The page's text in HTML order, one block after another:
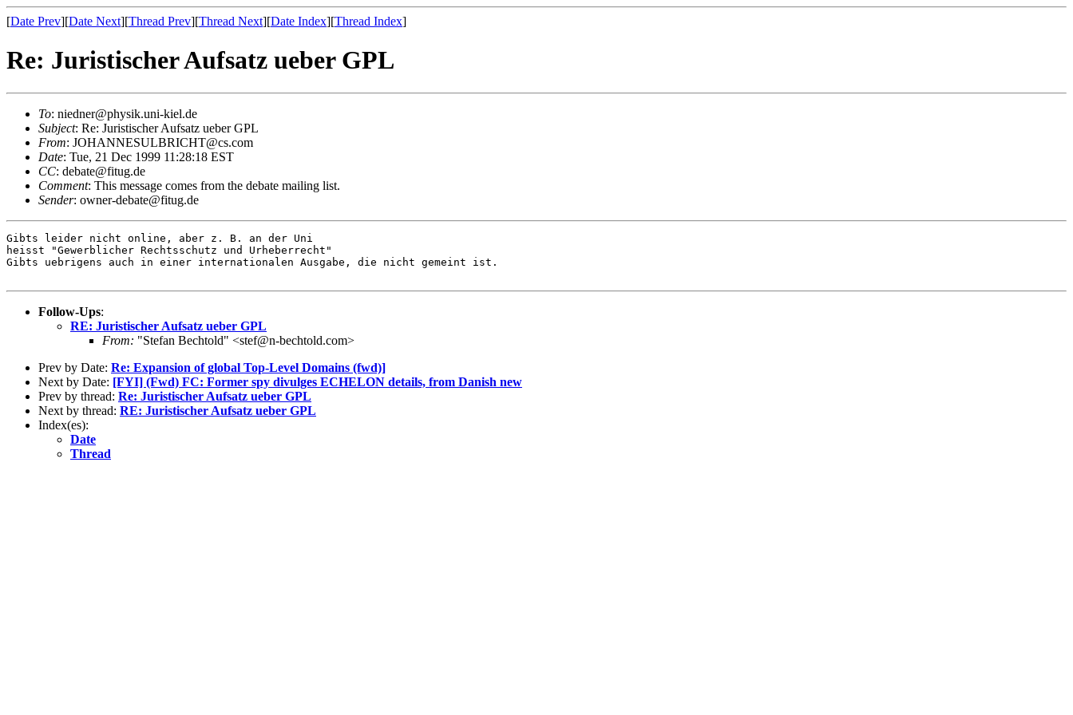
[Date Prev][Date Next][Thread Prev][Thread Next][Date Index][Thread Index]
Re: Juristischer Aufsatz ueber GPL
To: niedner@physik.uni-kiel.de
Subject: Re: Juristischer Aufsatz ueber GPL
From: JOHANNESULBRICHT@cs.com
Date: Tue, 21 Dec 1999 11:28:18 EST
CC: debate@fitug.de
Comment: This message comes from the debate mailing list.
Sender: owner-debate@fitug.de
Gibts leider nicht online, aber z. B. an der Uni
heisst "Gewerblicher Rechtsschutz und Urheberrecht"
Gibts uebrigens auch in einer internationalen Ausgabe, die nicht gemeint ist.
Follow-Ups:
RE: Juristischer Aufsatz ueber GPL
From: "Stefan Bechtold" <stef@n-bechtold.com>
Prev by Date: Re: Expansion of global Top-Level Domains (fwd)]
Next by Date: [FYI] (Fwd) FC: Former spy divulges ECHELON details, from Danish new
Prev by thread: Re: Juristischer Aufsatz ueber GPL
Next by thread: RE: Juristischer Aufsatz ueber GPL
Index(es):
Date
Thread